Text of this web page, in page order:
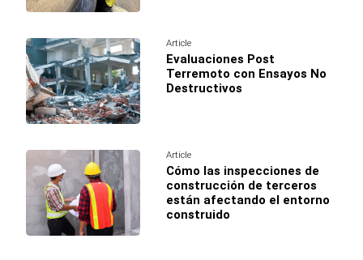
Article
Evaluaciones Post
Terremoto con Ensayos No
Destructivos
Article
Cómo las inspecciones de
construcción de terceros
están afectando el entorno
construido